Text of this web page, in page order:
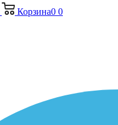
Корзина0 0